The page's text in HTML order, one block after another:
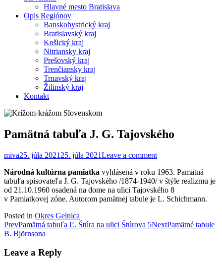
Hlavné mesto Bratislava
Opis Regiónov
Banskobystrický kraj
Bratislavský kraj
Košický kraj
Nitriansky kraj
Prešovský kraj
Trenčiansky kraj
Trnavský kraj
Žilinský kraj
Kontakt
Pamätná tabuľa J. G. Tajovského
miva25. júla 2021 25. júla 2021Leave a comment
Národná kultúrna pamiatka vyhlásená v roku 1963. Pamätná
tabuľa spisovateľa J. G. Tajovského /1874-1940/ v štýle realizmu je
od 21.10.1960 osadená na dome na ulici Tajovského 8
v Pamiatkovej zóne. Autorom pamätnej tabule je L. Schichmann.
Posted in Okres Gelnica
Post
navigation
PrevPamätná tabuľa Ľ. Štúra na ulici Štúrova 5NextPamätné tabule
B. Björnsona
Leave a Reply